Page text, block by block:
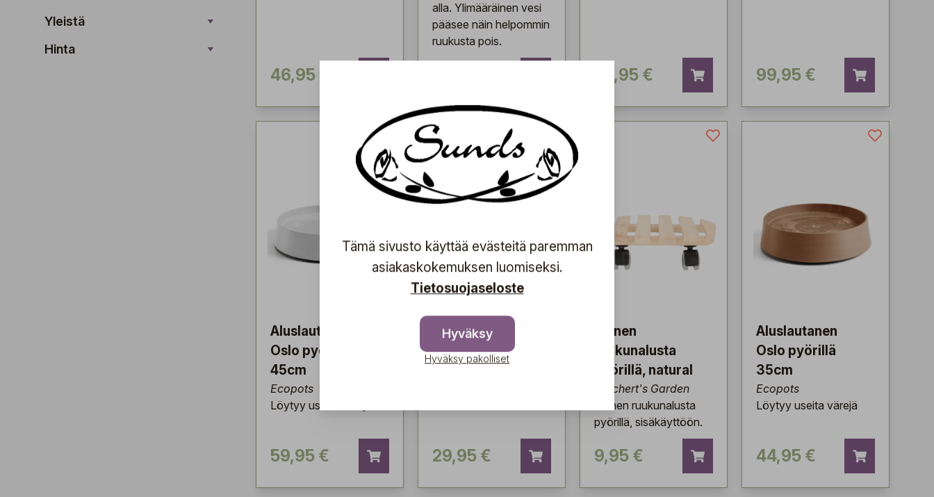
Yleistä
Hinta
46,95 €
alla. Ylimääräinen vesi
pääsee näin helpommin
ruukusta pois.
39,95 € 99,95 €
Aluslautanen
Oslo pyörillä
45cm
Ecopots
Löytyy useita värejä
59,95 €
Aluslautanen
pyörillä 29cm
valkoinen
29,95 €
Puinen
ruukunalusta
pyörillä, natural
Esschert's Garden
Puinen ruukunalusta
pyörillä, sisäkäyttöön.
9,95 €
Aluslautanen
Oslo pyörillä
35cm
Ecopots
Löytyy useita värejä
44,95 €
Tämä sivusto käyttää evästeitä paremman
asiakaskokemuksen luomiseksi.
Tietosuojaseloste
Hyväksy
Hyväksy pakolliset